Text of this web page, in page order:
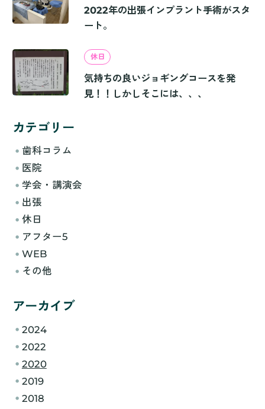
2022年の出張インプラント手術がスタ
ート。
休日
気持ちの良いジョギングコースを発
見！！しかしそこには、、、
カテゴリー
歯科コラム
医院
学会・講演会
出張
休日
アフター5
WEB
その他
アーカイブ
2024
2022
2020
2019
2018